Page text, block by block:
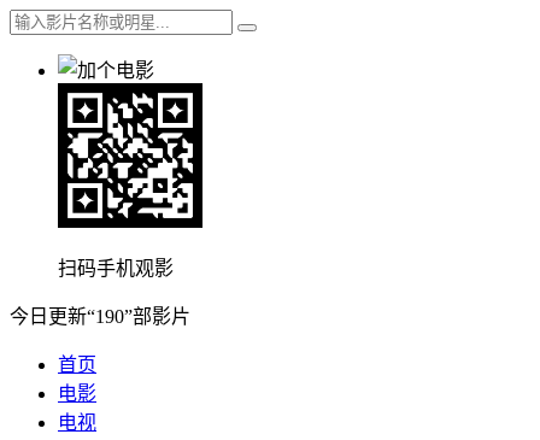
扫码手机观影
今日更新“190”部影片
首页
电影
电视